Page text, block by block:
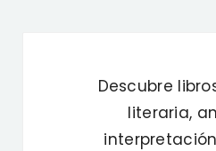
Descubre
literaria,